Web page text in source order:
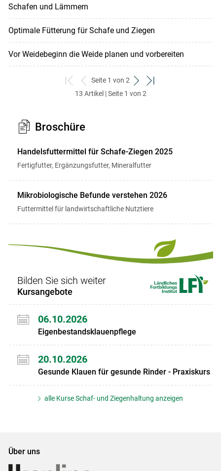
Schafen und Lämmern
Optimale Fütterung für Schafe und Ziegen
Vor Weidebeginn die Weide planen und vorbereiten
zum
ersten
zurück
zum
Seite 1 von 2
weiter
zum
zum
13 Artikel | Seite 1 von 2
Broschüre
Handelsfuttermittel für Schafe-Ziegen 2025
Fertigfutter, Ergänzungsfutter, Mineralfutter
Mikrobiologische Befunde verstehen 2026
Futtermittel für landwirtschaftliche Nutztiere
Bilden Sie sich weiter
Kursangebote
06.10.2026
Eigenbestandsklauenpflege
20.10.2026
Gesunde Klauen für gesunde Rinder - Praxiskurs
alle Kurse Schaf- und Ziegenhaltung anzeigen
Über uns